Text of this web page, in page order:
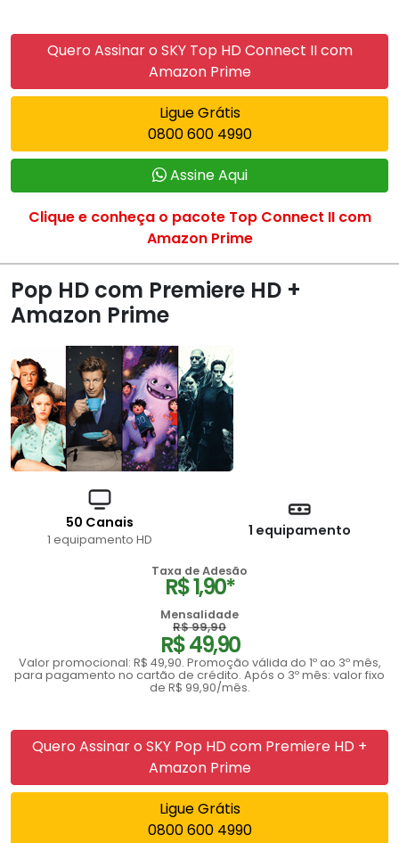
Quero Assinar o SKY Top HD Connect II com
Amazon Prime
Ligue Grátis
0800 600 4990
Assine Aqui
Clique e conheça o pacote Top Connect II com
Amazon Prime
Pop HD com Premiere HD +
Amazon Prime
50 Canais
1 equipamento HD
1 equipamento
Taxa de Adesão
R$ 1,90*
Mensalidade
R$ 99,90
R$ 49,90
Valor promocional: R$ 49,90. Promoção válida do 1º ao 3º mês,
para pagamento no cartão de crédito. Após o 3º mês: valor fixo
de R$ 99,90/mês.
Quero Assinar o SKY Pop HD com Premiere HD +
Amazon Prime
Ligue Grátis
0800 600 4990